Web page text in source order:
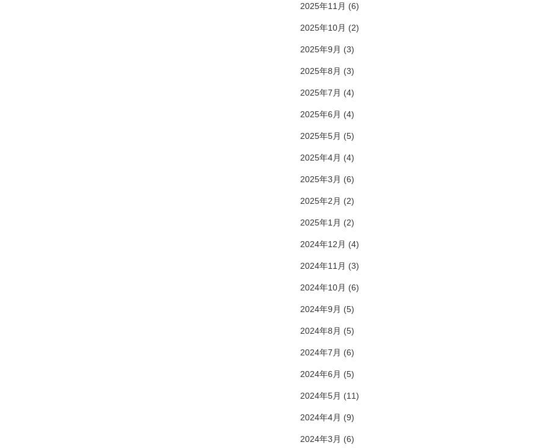
2025年11月 (6)
2025年10月 (2)
2025年9月 (3)
2025年8月 (3)
2025年7月 (4)
2025年6月 (4)
2025年5月 (5)
2025年4月 (4)
2025年3月 (6)
2025年2月 (2)
2025年1月 (2)
2024年12月 (4)
2024年11月 (3)
2024年10月 (6)
2024年9月 (5)
2024年8月 (5)
2024年7月 (6)
2024年6月 (5)
2024年5月 (11)
2024年4月 (9)
2024年3月 (6)